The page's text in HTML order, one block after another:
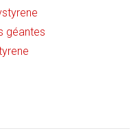
géantes